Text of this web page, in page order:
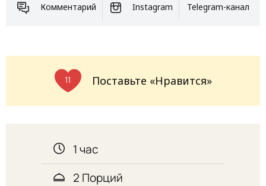
Комментарий Instagram Telegram-канал
11 Поставьте «Нравится»
1 час
2 Порций